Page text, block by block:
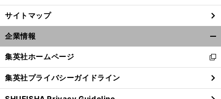
サイトマップ
企業情報
閉
る
集英社ホームページ
新
し
い
ウ
集英社プライバシーガイドライン